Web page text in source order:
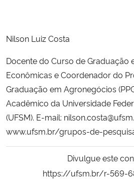
Nilson Luiz Costa
Docente do Curso de Graduação
Econômicas e Coordenador do
Graduação em Agronegócios
Acadêmico da Universidade
(UFSM). E-mail:
www.ufsm.br/grupos-de-
Divulgue este
https://ufsm.br/r-569-